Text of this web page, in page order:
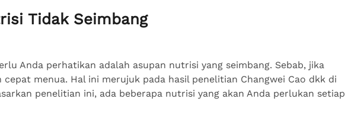
Tidak Seimbang
Anda perhatikan adalah asupan nutrisi yang seimbang. Sebab, jika
menua. Hal ini merujuk pada hasil penelitian Changwei Cao dkk di
penelitian ini, ada beberapa nutrisi yang akan Anda perlukan setiap